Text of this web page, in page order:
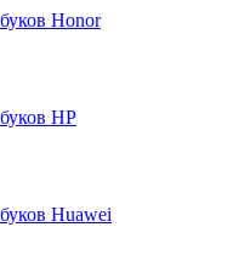
Honor
HP
Huawei